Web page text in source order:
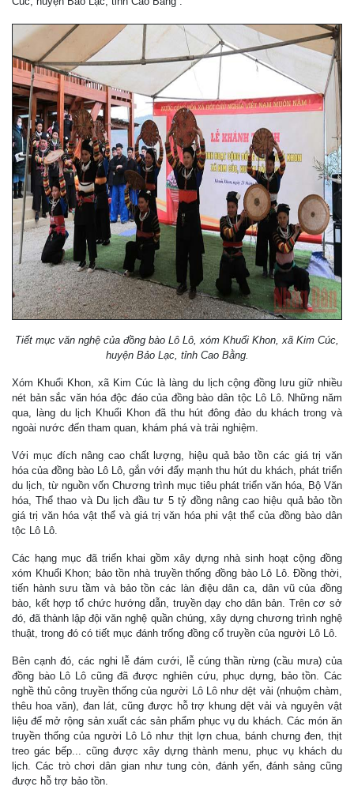
Tiết mục văn nghệ của đồng bào Lô Lô, xóm Khuổi Khon, xã Kim Cúc,
huyện Bảo Lạc, tỉnh Cao Bằng.
Xóm Khuổi Khon, xã Kim Cúc là làng du lịch cộng đồng lưu giữ nhiều
nét bản sắc văn hóa độc đáo của đồng bào dân tộc Lô Lô. Những năm
qua, làng du lịch Khuổi Khon đã thu hút đông đảo du khách trong và
ngoài nước đến tham quan, khám phá và trải nghiệm.
Với mục đích nâng cao chất lượng, hiệu quả bảo tồn các giá trị văn
hóa của đồng bào Lô Lô, gắn với đẩy mạnh thu hút du khách, phát triển
du lịch, từ nguồn vốn Chương trình mục tiêu phát triển văn hóa, Bộ Văn
hóa, Thể thao và Du lịch đầu tư 5 tỷ đồng nâng cao hiệu quả bảo tồn
giá trị văn hóa vật thể và giá trị văn hóa phi vật thể của đồng bào dân
tộc Lô Lô.
Các hạng mục đã triển khai gồm xây dựng nhà sinh hoạt cộng đồng
xóm Khuổi Khon; bảo tồn nhà truyền thống đồng bào Lô Lô. Đồng thời,
tiến hành sưu tầm và bảo tồn các làn điệu dân ca, dân vũ của đồng
bào, kết hợp tổ chức hướng dẫn, truyền dạy cho dân bản. Trên cơ sở
đó, đã thành lập đội văn nghệ quần chúng, xây dựng chương trình nghệ
thuật, trong đó có tiết mục đánh trống đồng cổ truyền của người Lô Lô.
Bên cạnh đó, các nghi lễ đám cưới, lễ cúng thần rừng (cầu mưa) của
đồng bào Lô Lô cũng đã được nghiên cứu, phục dựng, bảo tồn. Các
nghề thủ công truyền thống của người Lô Lô như dệt vải (nhuộm chàm,
thêu hoa văn), đan lát, cũng được hỗ trợ khung dệt vải và nguyên vật
liệu để mở rộng sản xuất các sản phẩm phục vụ du khách. Các món ăn
truyền thống của người Lô Lô như thịt lợn chua, bánh chưng đen, thịt
treo gác bếp... cũng được xây dựng thành menu, phục vụ khách du
lịch. Các trò chơi dân gian như tung còn, đánh yến, đánh sảng cũng
được hỗ trợ bảo tồn.